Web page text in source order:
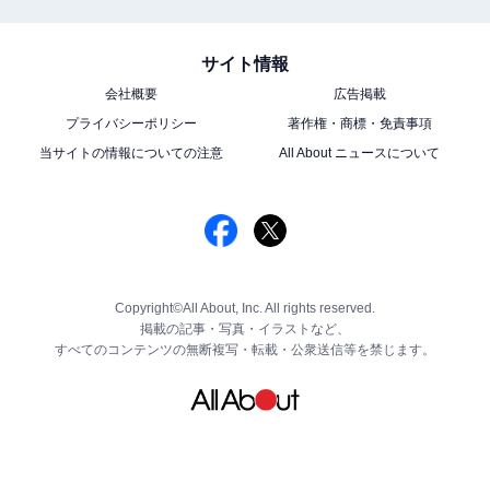
サイト情報
会社概要
広告掲載
プライバシーポリシー
著作権・商標・免責事項
当サイトの情報についての注意
All About ニュースについて
Copyright©All About, Inc. All rights reserved.
掲載の記事・写真・イラストなど、
すべてのコンテンツの無断複写・転載・公衆送信等を禁じます。